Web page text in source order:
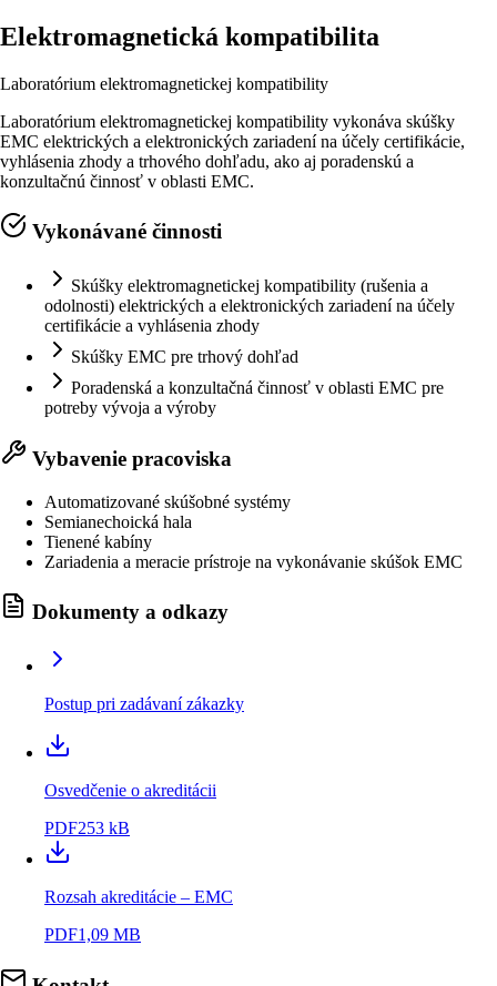
Elektromagnetická kompatibilita
Laboratórium elektromagnetickej kompatibility
Laboratórium elektromagnetickej kompatibility vykonáva skúšky
EMC elektrických a elektronických zariadení na účely certifikácie,
vyhlásenia zhody a trhového dohľadu, ako aj poradenskú a
konzultačnú činnosť v oblasti EMC.
Vykonávané činnosti
Skúšky elektromagnetickej kompatibility (rušenia a
odolnosti) elektrických a elektronických zariadení na účely
certifikácie a vyhlásenia zhody
Skúšky EMC pre trhový dohľad
Poradenská a konzultačná činnosť v oblasti EMC pre
potreby vývoja a výroby
Vybavenie pracoviska
Automatizované skúšobné systémy
Semianechoická hala
Tienené kabíny
Zariadenia a meracie prístroje na vykonávanie skúšok EMC
Dokumenty a odkazy
Postup pri zadávaní zákazky
Osvedčenie o akreditácii
PDF253 kB
Rozsah akreditácie – EMC
PDF1,09 MB